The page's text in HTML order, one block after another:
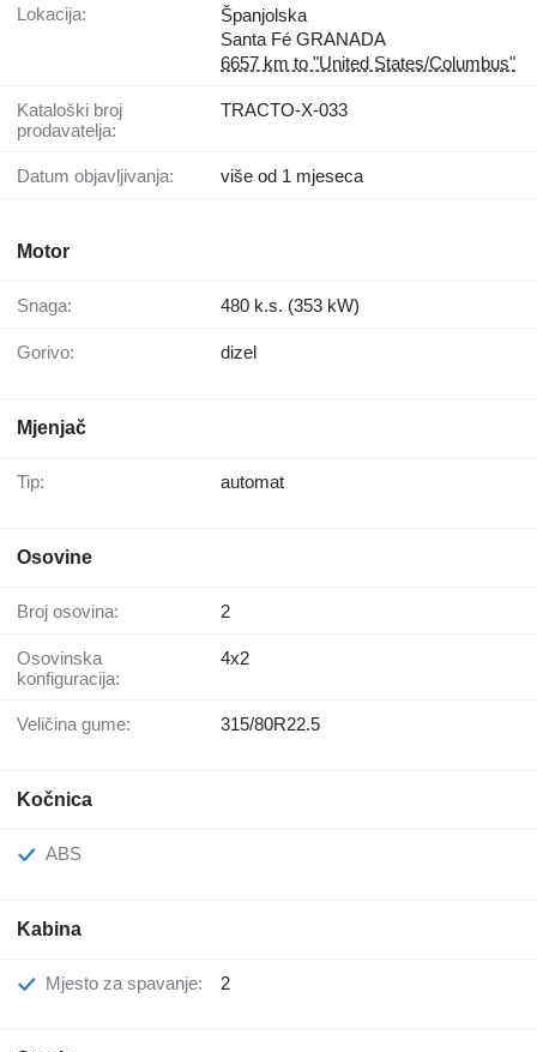
Lokacija:
Španjolska
Santa Fé GRANADA
6657 km to "United States/Columbus"
Kataloški broj
prodavatelja:
TRACTO-X-033
Datum objavljivanja: više od 1 mjeseca
Motor
Snaga: 480 k.s. (353 kW)
Gorivo: dizel
Mjenjač
Tip: automat
Osovine
Broj osovina: 2
Osovinska
konfiguracija:
4x2
Veličina gume: 315/80R22.5
Kočnica
ABS
Kabina
Mjesto za spavanje: 2